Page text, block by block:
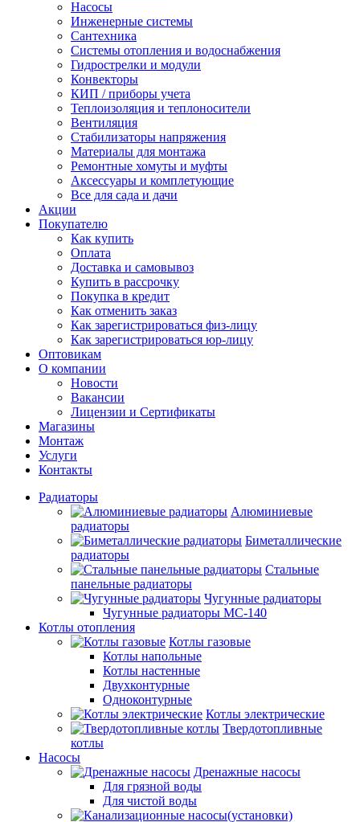
Насосы
Инженерные системы
Сантехника
Системы отопления и водоснабжения
Гидрострелки и модули
Конвекторы
КИП / приборы учета
Теплоизоляция и теплоносители
Вентиляция
Стабилизаторы напряжения
Материалы для монтажа
Ремонтные хомуты и муфты
Аксессуары и комплетующие
Все для сада и дачи
Акции
Покупателю
Как купить
Оплата
Доставка и самовывоз
Купить в рассрочку
Покупка в кредит
Как отменить заказ
Как зарегистрироваться физ-лицу
Как зарегистрироваться юр-лицу
Оптовикам
О компании
Новости
Вакансии
Лицензии и Сертификаты
Магазины
Монтаж
Услуги
Контакты
Радиаторы
Алюминиевые
радиаторы
Биметаллические
радиаторы
Стальные
панельные радиаторы
Чугунные радиаторы
Чугунные радиаторы МС-140
Котлы отопления
Котлы газовые
Котлы напольные
Котлы настенные
Двухконтурные
Одноконтурные
Котлы электрические
Твердотопливные
котлы
Насосы
Дренажные насосы
Для грязной воды
Для чистой воды